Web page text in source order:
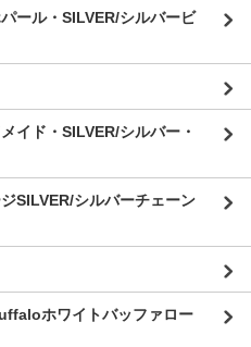
ール・SILVER/シルバービ
イド・SILVER/シルバー・
SILVER/シルバーチェーン
ホワイトバッファロー